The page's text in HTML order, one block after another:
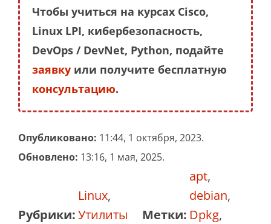
Чтобы учиться на курсах Cisco,
Linux LPI, кибербезопасность,
DevOps / DevNet, Python, подайте
заявку или получите бесплатную
консультацию.
Опубликовано: 11:44, 1 октября, 2023.
Обновлено: 13:16, 1 мая, 2025.
Рубрики:
Linux,
Утилиты
Метки:
apt,
debian,
Dpkg,